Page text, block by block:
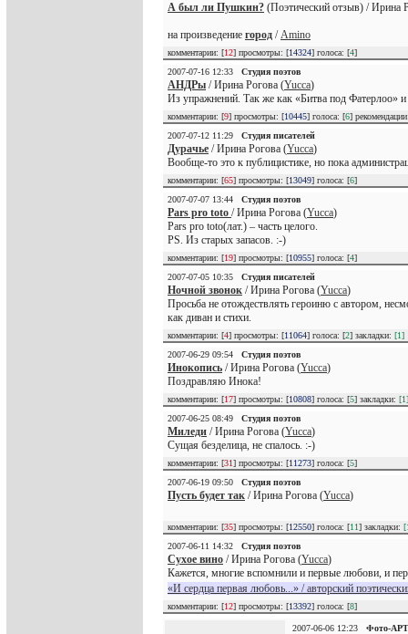
А был ли Пушкин? (Поэтический отзыв) / Ирина
на произведение город /Amino
комментарии: [12] просмотры: [14324] голоса: [4]
2007-07-16 12:33
Студия поэтов
АНДРы / Ирина Рогова (Yucca)
Из упражнений. Так же как «Битва под Фатерлоо»
комментарии: [9] просмотры: [10445] голоса: [6]
2007-07-12 11:29
Студия писателей
Дурачье / Ирина Рогова (Yucca)
Вообще-то это к публицистике, но пока
комментарии: [65] просмотры: [13049] голоса: [6]
2007-07-07 13:44
Студия поэтов
Pars pro toto / Ирина Рогова (Yucca)
Pars pro toto(лат.) – часть целого.
PS. Из старых запасов. :-)
комментарии: [19] просмотры: [10955] голоса: [4]
2007-07-05 10:35
Студия писателей
Ночной звонок / Ирина Рогова (Yucca)
Просьба не отождествлять героиню с автором,
как диван и стихи.
комментарии: [4] просмотры: [11064] голоса: [2] закладки: [1]
2007-06-29 09:54
Студия поэтов
Инокопись / Ирина Рогова (Yucca)
Поздравляю Инока!
комментарии: [17] просмотры: [10808] голоса: [5] закладки: [1]
2007-06-25 08:49
Студия поэтов
Миледи / Ирина Рогова (Yucca)
Сущая безделица, не спалось. :-)
комментарии: [31] просмотры: [11273] голоса: [5]
2007-06-19 09:50
Студия поэтов
Пусть будет так / Ирина Рогова (Yucca)
комментарии: [35] просмотры: [12550] голоса: [11] закладки:
2007-06-11 14:32
Студия поэтов
Сухое вино / Ирина Рогова (Yucca)
Кажется, многие вспомнили и первые любови, и
«И сердца первая любовь...» / авторский
комментарии: [12] просмотры: [13392] голоса: [8]
2007-06-06 12:23 Фото-АРТ